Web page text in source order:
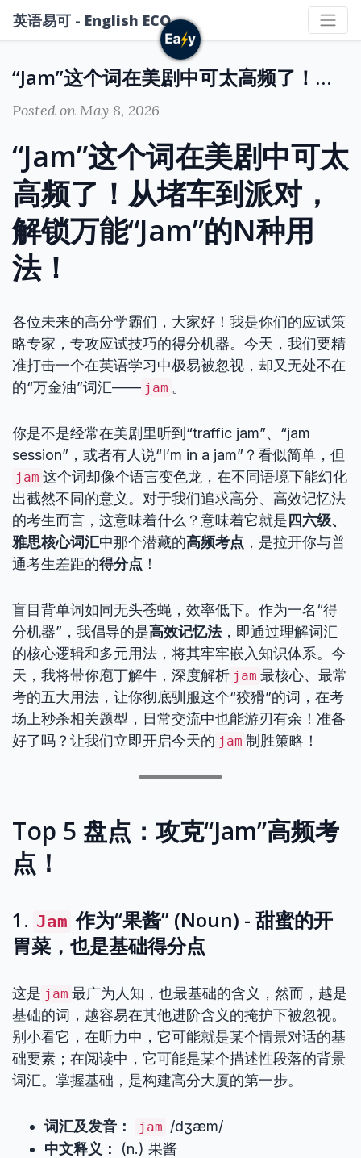
英语易可 - English ECO
“Jam”这个词在美剧中可太高频了！从堵车到派对，解锁万能“Jam”的N种用法！
Posted on May 8, 2026
“Jam”这个词在美剧中可太
高频了！从堵车到派对，
解锁万能“Jam”的N种用
法！
各位未来的高分学霸们，大家好！我是你们的应试策
略专家，专攻应试技巧的得分机器。今天，我们要精
准打击一个在英语学习中极易被忽视，却又无处不在
的“万金油”词汇—— jam 。
你是不是经常在美剧里听到“traffic jam”、“jam
session”，或者有人说“I’m in a jam”？看似简单，但
jam 这个词却像个语言变色龙，在不同语境下能幻化
出截然不同的意义。对于我们追求高分、高效记忆法
的考生而言，这意味着什么？意味着它就是 四六级、
雅思核心词汇中那个潜藏的高频考点 ，是拉开你与普
通考生差距的得分点 ！
盲目背单词如同无头苍蝇，效率低下。作为一名“得
分机器”，我倡导的是高效记忆法，即通过理解词汇
的核心逻辑和多元用法，将其牢牢嵌入知识体系。今
天，我将带你庖丁解牛，深度解析 jam 最核心、最常
考的五大用法，让你彻底驯服这个“狡猾”的词，在考
场上秒杀相关题型，日常交流中也能游刃有余！准备
好了吗？让我们立即开启今天的 jam 制胜策略！
Top 5 盘点：攻克“Jam”高频考
点！
1. Jam 作为“果酱” (Noun) - 甜蜜的开
胃菜，也是基础得分点
这是 jam 最广为人知，也最基础的含义，然而，越是
基础的词，越容易在其他进阶含义的掩护下被忽视。
别小看它，在听力中，它可能就是某个情景对话的基
础要素；在阅读中，它可能是某个描述性段落的背景
词汇。掌握基础，是构建高分大厦的第一步。
词汇及发音： jam /dʒæm/
中文释义：
(n.) 果酱